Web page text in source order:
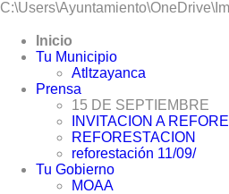
Inicio
Tu Municipio
Atltzayanca
Prensa
15 DE SEPTIEMBRE
INVITACION A
REFORESTACION
reforestación 11/09/
Tu Gobierno
MOAA